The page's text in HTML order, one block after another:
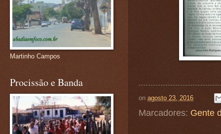
on agosto 23, 2016
Marcadores: Gente
Martinho Campos
Procissão e Banda